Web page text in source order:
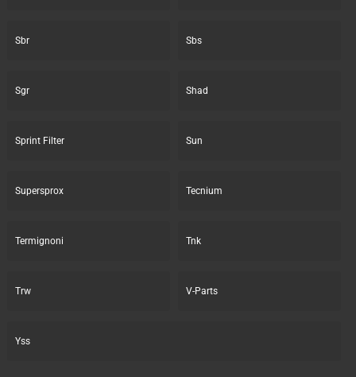
Sbr Sbs
Sgr Shad
Sprint Filter Sun
Supersprox Tecnium
Termignoni Tnk
Trw V-Parts
Yss